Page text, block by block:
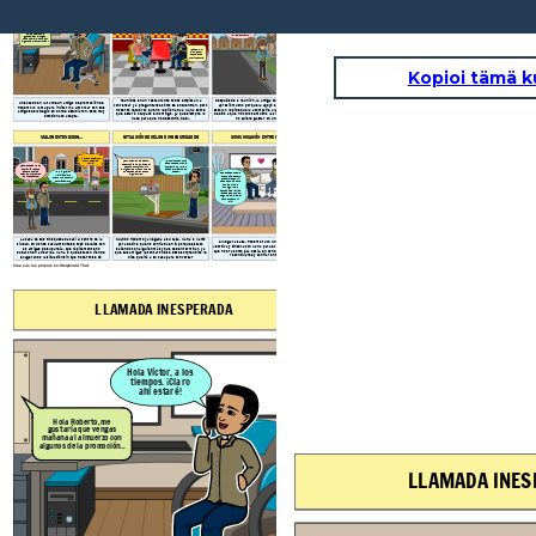
Cree sus los propios en Storyboard That
MALOS ENTENDIDOS... SITUACIÓN DE CELOS E INSEGURIDADES COMUNICACIÓN ENTRE PAREJA
Un sábado en la tarde un amigo de promoción de
Roberto lo llama para invitarlo a almorzar con sus
amigos del colegio en donde estudiaron. Este muy
emocionado acepta.
Reunidos en un restaurante todos empiezan a
conversar y a preguntarse cómo se encuentran, pero
Roberto recuerda que no le dijo nada a Karla sobre
que estaría ocupado el domingo, ya que siempre lo
hace para que no desconfíe de él.
Después de la reunión, la amiga de Roberto, la cual
apreció mucho porque la apoyó en aquel tiempo
escolar, le pide que la acompañe a la casa de sus tíos,
debido a que no conoce mucho la ciudad de Trujillo y
no quiere gastar en un taxi.
La casa de sus tíos quedaba casi al centro de la
ciudad, en donde casualmente se topó de lejos con
las amigas de su pareja, que rápidamente no
dudaron en avisarle a Karla lo que estaban viendo,
exagerando la situación sin que Roberto se dé
cuenta.
Cuando Roberto ya llegaba a su casa, Karla lo llamó
para decirle que no confíaba en él porque estaba
saliendo con alguien más y que deben terminar, ya
que sus amigas le contaron eso. Este sorprendido le
dice que irá a su casa para conversar
tranquilamente.
Al llegar a casa, Roberto tuvo una conversación
asertiva y sincera con Karla para explicar la situación
que no era como ella decía, en donde, al final deciden
reconciliarse y confiar entre ellos.
gustaría que vengas
mañana al almuerzo con
algunos de la promoción...
Yo ando muy
bien, estoy
estudiando
Arquitectura.
calles, por favor.
¡Hay que tomarles
foto y decirle a
Karla!
Muchas gracias
mucho y me esfuerzo
por ella siempre.
¿Cómo te está yendo
con Karla? Veo que
cosas con ella y se ven
tan lindos juntos.
No entiendo por qué
dices todo eso Karla,
ahora mismo voy a tu
casa a explicarte las
cosas...
¿Por qué me haces esto
Roberto? Ya no confío en ti,
debemos terminar, mis
amigas me enviaron foto de
que andas saliendo con
alguien más. Después de todo lo
que te dije espero
que confíes en mí,
sabes que siempre
he sido sincero
contigo y solo
acompañé a María a
la casa de sus tíos,
luego te iba a llamar
para contarte mi
día.
LLAMADA INESPERADA
Hola Víctor, a los
tiempos. ¡Claro
ahí estaré!
Hola Roberto, me
gustaría que vengas
mañana al almuerzo con
algunos de la promoción...
Kopioi tämä
LLAMADA